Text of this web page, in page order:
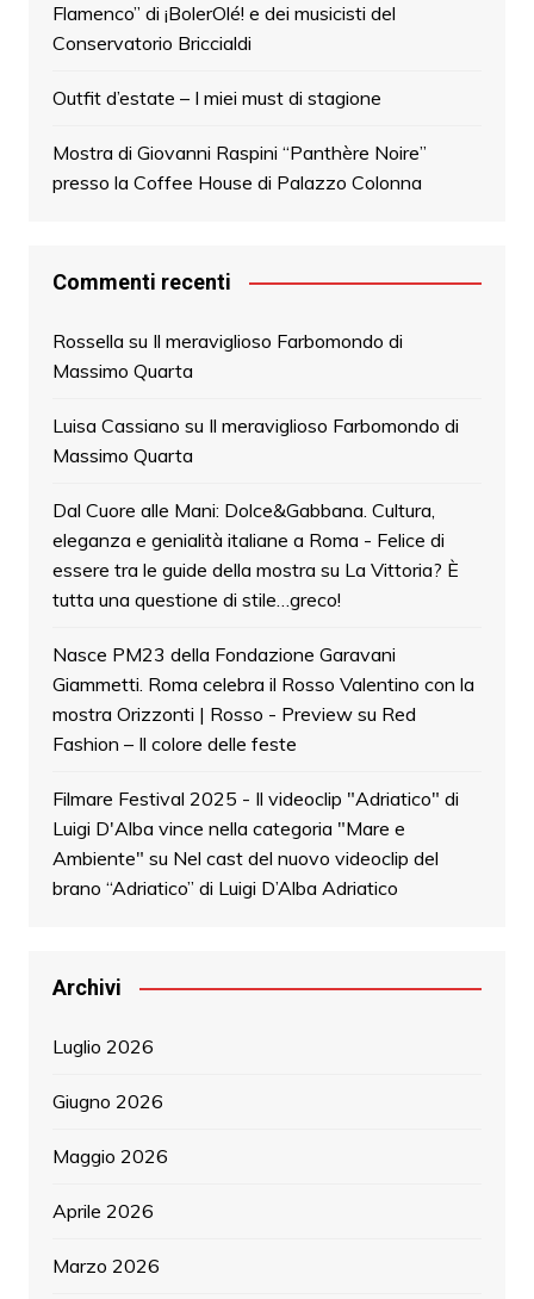
Flamenco” di ¡BolerOlé! e dei musicisti del
Conservatorio Briccialdi
Outfit d’estate – I miei must di stagione
Mostra di Giovanni Raspini “Panthère Noire”
presso la Coffee House di Palazzo Colonna
Commenti recenti
Rossella su Il meraviglioso Farbomondo di
Massimo Quarta
Luisa Cassiano su Il meraviglioso Farbomondo di
Massimo Quarta
Dal Cuore alle Mani: Dolce&Gabbana. Cultura,
eleganza e genialità italiane a Roma - Felice di
essere tra le guide della mostra su La Vittoria? È
tutta una questione di stile…greco!
Nasce PM23 della Fondazione Garavani
Giammetti. Roma celebra il Rosso Valentino con la
mostra Orizzonti | Rosso - Previewsu Red
Fashion – Il colore delle feste
Filmare Festival 2025 - Il videoclip "Adriatico" di
Luigi D'Alba vince nella categoria "Mare e
Ambiente" su Nel cast del nuovo videoclip del
brano “Adriatico” di Luigi D’Alba Adriatico
Archivi
Luglio 2026
Giugno 2026
Maggio 2026
Aprile 2026
Marzo 2026